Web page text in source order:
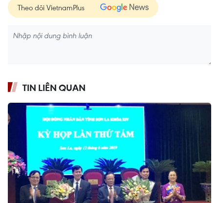
Theo dõi VietnamPlus
TIN LIÊN QUAN